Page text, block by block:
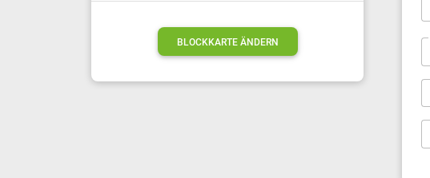
BLOCKKARTE ÄNDERN